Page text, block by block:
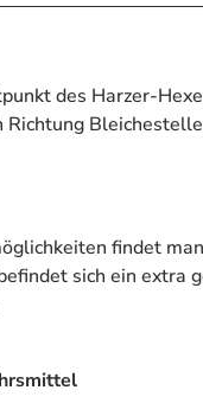
des Harzer-
findet
sich ein extra